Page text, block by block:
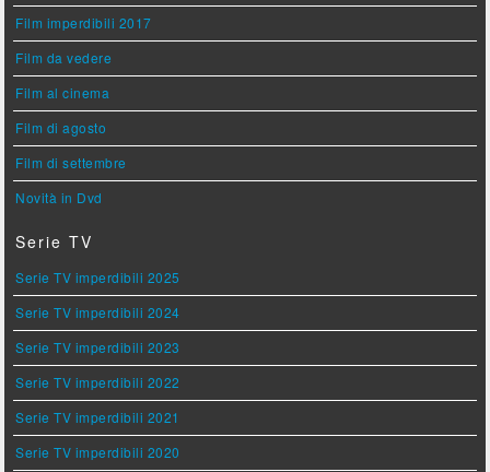
Film imperdibili 2017
Film da vedere
Film al cinema
Film di agosto
Film di settembre
Novità in Dvd
Serie TV
Serie TV imperdibili 2025
Serie TV imperdibili 2024
Serie TV imperdibili 2023
Serie TV imperdibili 2022
Serie TV imperdibili 2021
Serie TV imperdibili 2020